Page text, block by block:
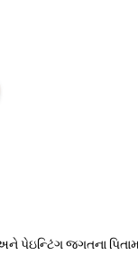
જગતના